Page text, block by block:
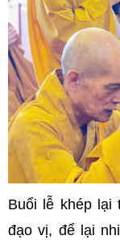
Buổi lễ khép lại
đạo vị, để lại